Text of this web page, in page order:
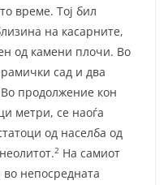
време. Тој бил
на касарните,
од камени плочи. Во
сад и два
Во продолжение кон
метри, се наоѓа
од населба од
2 На самиот
во непосредната